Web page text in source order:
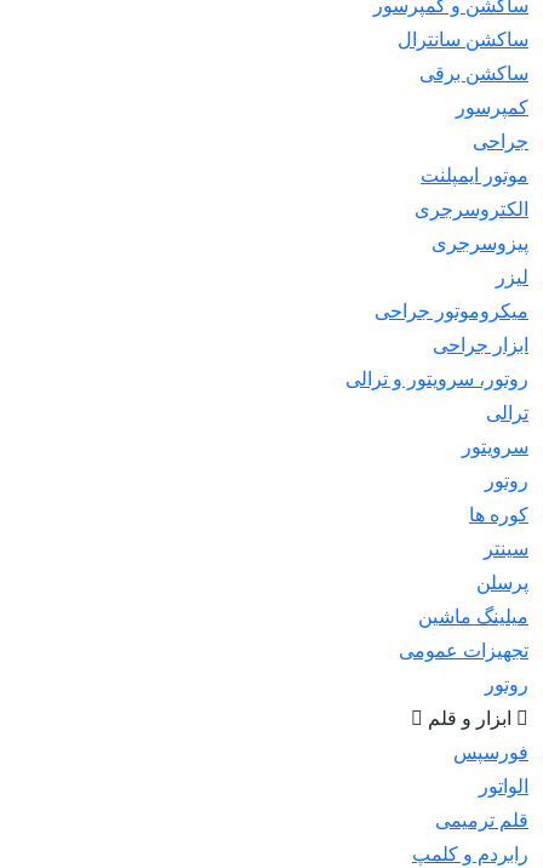
ساکشن سانترال
ساکشن برقی
کمپرسور
جراحی
موتور ایمپلنت
الکتروسرجری
پیزوسرجری
لیزر
میکروموتور جراحی
ابزار جراحی
روتور، سرویتور و ترالی
ترالی
سرویتور
روتور
کوره ها
سینتر
پرسلن
میلینگ ماشین
تجهیزات عمومی
روتور
ابزار و قلم
فورسپس
الواتور
قلم ترمیمی
رابردم و کلمپ